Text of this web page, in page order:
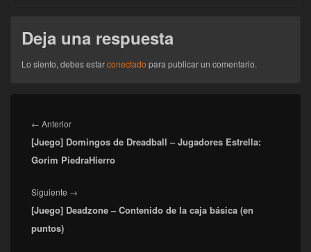
Deja una respuesta
Lo siento, debes estarconectado para publicar un comentario.
de
entradas
← AnteriorEntrada
anterior:
[Juego] Domingos de Dreadball – Jugadores Estrella:
Gorim PiedraHierro
Siguiente →
siguiente:
[Juego] Deadzone – Contenido de la caja básica (en
puntos)